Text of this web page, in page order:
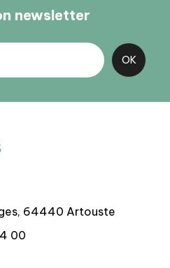
newsletter
64440 Artouste
00